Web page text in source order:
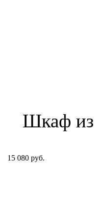
Шкаф
15 080 руб.